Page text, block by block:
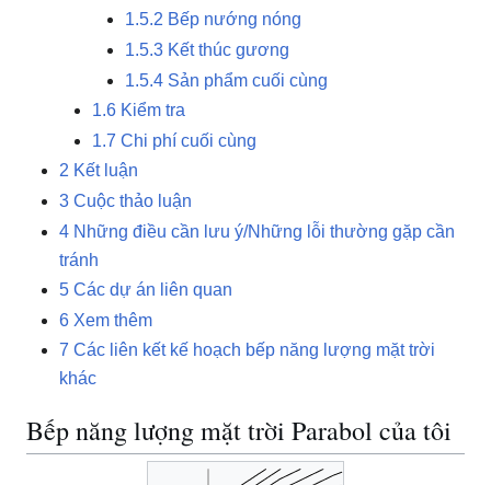
1.5.2 Bếp nướng nóng
1.5.3 Kết thúc gương
1.5.4 Sản phẩm cuối cùng
1.6 Kiểm tra
1.7 Chi phí cuối cùng
2 Kết luận
3 Cuộc thảo luận
4 Những điều cần lưu ý/Những lỗi thường gặp cần
tránh
5 Các dự án liên quan
6 Xem thêm
7 Các liên kết kế hoạch bếp năng lượng mặt trời
khác
Bếp năng lượng mặt trời Parabol của tôi